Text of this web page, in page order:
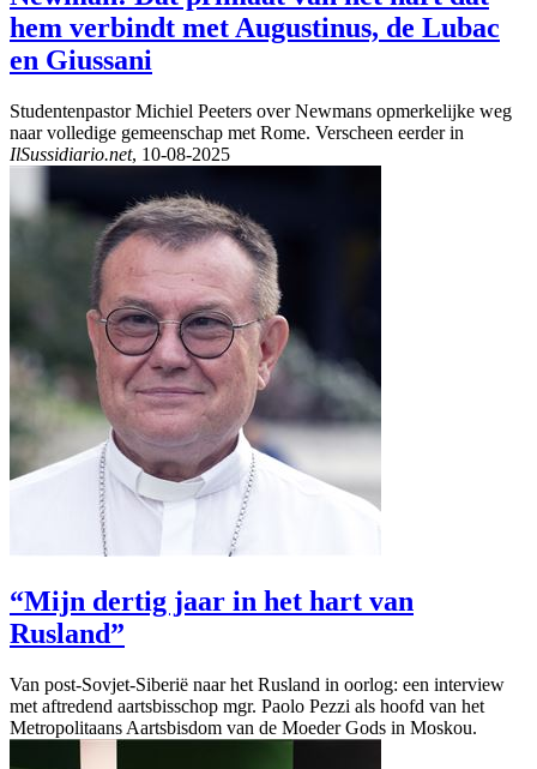
hem verbindt met Augustinus, de Lubac
en Giussani
Studentenpastor Michiel Peeters over Newmans opmerkelijke weg
naar volledige gemeenschap met Rome. Verscheen eerder in
IlSussidiario.net, 10-08-2025
“Mijn dertig jaar in het hart van
Rusland”
Van post-Sovjet-Siberië naar het Rusland in oorlog: een interview
met aftredend aartsbisschop mgr. Paolo Pezzi als hoofd van het
Metropolitaans Aartsbisdom van de Moeder Gods in Moskou.